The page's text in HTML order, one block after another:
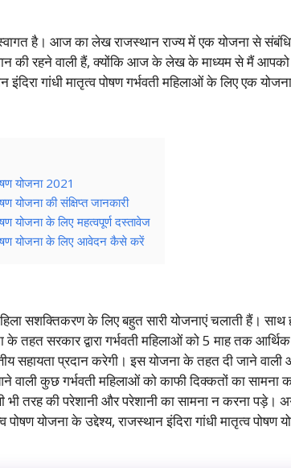
है। आज का लेख राजस्थान राज्य में एक योजना से
की रहने वाली हैं, क्योंकि आज के लेख के माध्यम से मैं आपको
इंदिरा गांधी मातृत्व पोषण गर्भवती महिलाओं के लिए एक
योजना 2021
योजना की संक्षिप्त जानकारी
योजना के लिए महत्वपूर्ण दस्तावेज
योजना के लिए आवेदन कैसे करें
सशक्तिकरण के लिए बहुत सारी योजनाएं चलाती हैं। साथ ही
तहत सरकार द्वारा गर्भवती महिलाओं को 5 माह तक
सहायता प्रदान करेगी। इस योजना के तहत दी जाने
वाली कुछ गर्भवती महिलाओं को काफी दिक्कतों का
भी तरह की परेशानी और परेशानी का सामना न करना
पोषण योजना के उद्देश्य, राजस्थान इंदिरा गांधी मातृत्व